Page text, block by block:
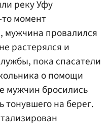
реку Уфу
момент
мужчина провалился
растерялся и
пока спасатели
о помощи
мужчин бросились
тонувшего на берег.